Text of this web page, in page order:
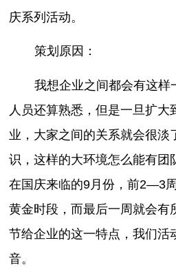
庆系列活动。
策划原因：
我想企业之间都会有这样
人员还算熟悉，但是一旦扩大
业，大家之间的关系就会很淡
识，这样的大环境怎么能有团
在国庆来临的9月份，前2—3
黄金时段，而最后一周就会有
节给企业的这一特点，我们活
音。